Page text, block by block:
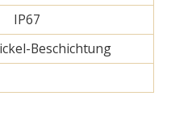
IP67
Beschichtung